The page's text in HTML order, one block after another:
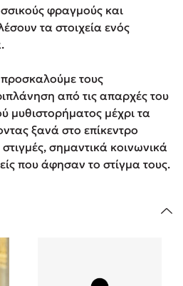
των συναισθημάτων
Fitzek
φραγμούς και
τα στοιχεία ενός
τους
από τις απαρχές του
μυθιστορήματος μέχρι τα
ξανά στο επίκεντρο
στιγμές, σημαντικά κοινωνικά
που άφησαν το στίγμα τους.